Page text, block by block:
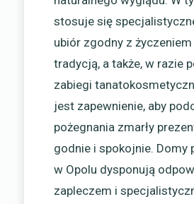
stosuje się
ubiór zgodny z
tradycją, a także, w razie
zabiegi
jest zapewnienie, aby
pożegnania zmarły
godnie i spokojnie. Domy
w Opolu dysponują
zapleczem i